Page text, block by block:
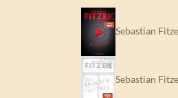
Sebastian
Sebastian